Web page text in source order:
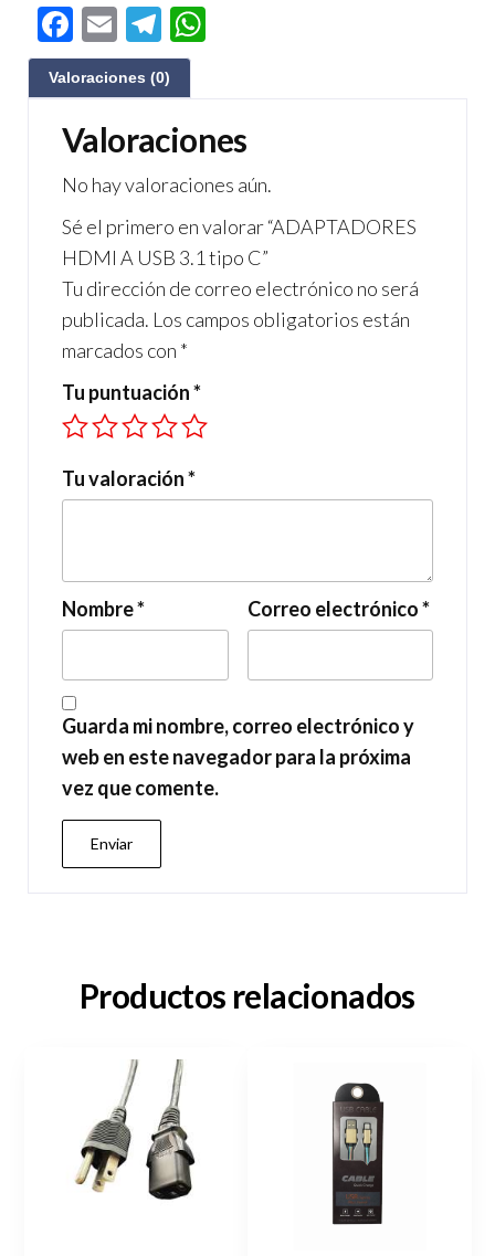
F
ac
e
b
o
o
k
E
m
ail
Te
le
gr
a
m
s
A
p
p
Valoraciones (0)
Valoraciones
No hay valoraciones aún.
Sé el primero en valorar “ADAPTADORES
HDMI A USB 3.1 tipo C”
Tu dirección de correo electrónico no será
publicada. Los campos obligatorios están
marcados con *
Tu puntuación*
Tu valoración*
Nombre* Correo electrónico*
Guarda mi nombre, correo electrónico y
web en este navegador para la próxima
vez que comente.
Productos relacionados